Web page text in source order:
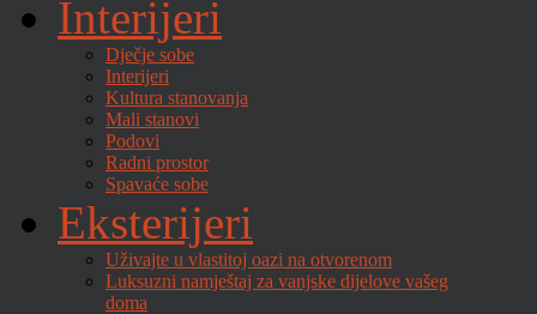
Interijeri
Dječje sobe
Interijeri
Kultura stanovanja
Mali stanovi
Podovi
Radni prostor
Spavaće sobe
Eksterijeri
Uživajte u vlastitoj oazi na otvorenom
Luksuzni namještaj za vanjske dijelove vašeg
doma